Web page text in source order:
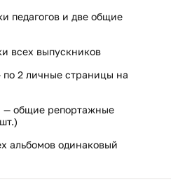
педагогов и две общие
всех выпускников
по 2 личные страницы на
— общие репортажные
альбомов одинаковый